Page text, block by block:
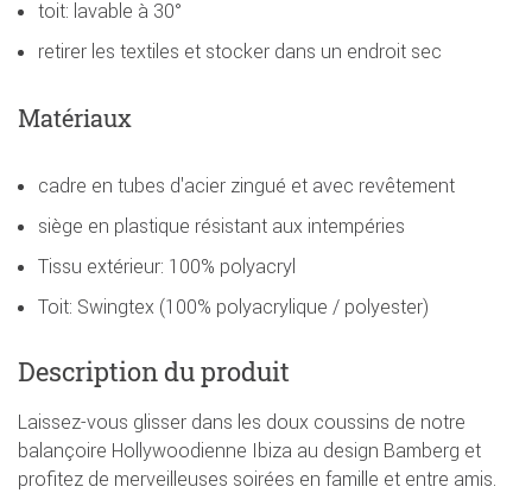
toit: lavable à 30°
retirer les textiles et stocker dans un endroit sec
Matériaux
cadre en tubes d'acier zingué et avec revêtement
siège en plastique résistant aux intempéries
Tissu extérieur: 100% polyacryl
Toit: Swingtex (100% polyacrylique / polyester)
Description du produit
Laissez-vous glisser dans les doux coussins de notre
balançoire Hollywoodienne Ibiza au design Bamberg et
profitez de merveilleuses soirées en famille et entre amis.